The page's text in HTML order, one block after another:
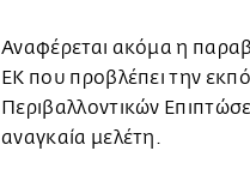
Αναφέρεται ακόμα η
ΕΚ που προβλέπει την
Περιβαλλοντικών
αναγκαία μελέτη.